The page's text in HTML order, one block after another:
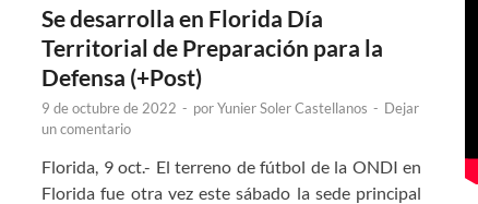
Se desarrolla en Florida Día
Territorial de Preparación para la
Defensa (+Post)
9 de octubre de 2022 - porYunier Soler Castellanos - Dejar
un comentario
Florida, 9 oct.- El terreno de fútbol de la ONDI en
Florida fue otra vez este sábado la sede principal